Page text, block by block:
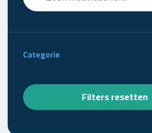
Categorie
Filters resetten